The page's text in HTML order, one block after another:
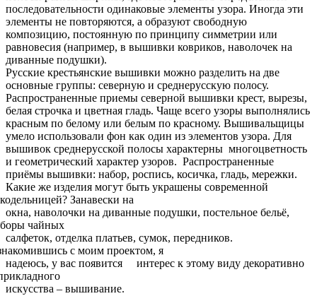
последовательности одинаковые элементы узора. Иногда эти
элементы не повторяются, а образуют свободную
композицию, постоянную по принципу симметрии или
равновесия (например, в вышивки ковриков, наволочек на
диванные подушки).
Русские крестьянские вышивки можно разделить на две
основные группы: северную и среднерусскую полосу.
Распространенные приемы северной вышивки крест, вырезы,
белая строчка и цветная гладь. Чаще всего узоры выполнялись
красным по белому или белым по красному. Вышивальщицы
умело использовали фон как один из элементов узора. Для
вышивок среднерусской полосы характерны многоцветность
и геометрический характер узоров. Распространенные
приёмы вышивки: набор, роспись, косичка, гладь, мережки.
Какие же изделия могут быть украшены современной
Занавески на
окна, наволочки на диванные подушки, постельное бельё,
чайных
салфеток, отделка платьев, сумок, передников.
с моим проектом, я
надеюсь, у вас появится интерес к этому виду декоративно
искусства – вышивание.